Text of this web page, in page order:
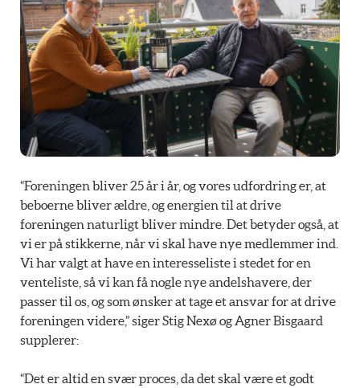
“Foreningen bliver 25 år i år, og vores udfordring er, at
beboerne bliver ældre, og energien til at drive
foreningen naturligt bliver mindre. Det betyder også, at
vi er på stikkerne, når vi skal have nye medlemmer ind.
Vi har valgt at have en interesseliste i stedet for en
venteliste, så vi kan få nogle nye andelshavere, der
passer til os, og som ønsker at tage et ansvar for at drive
foreningen videre,” siger Stig Nexø og Agner Bisgaard
supplerer:
“Det er altid en svær proces, da det skal være et godt